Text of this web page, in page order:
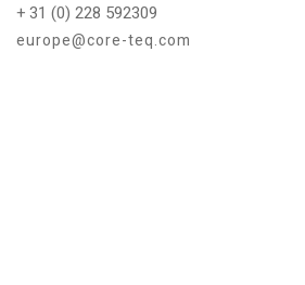
+ 31 (0) 228 592309
europe@core-teq.com